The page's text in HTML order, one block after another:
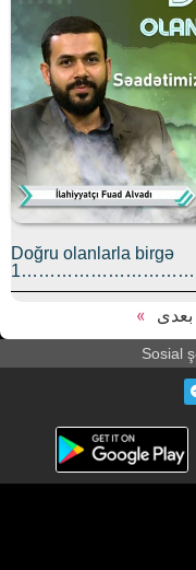
Doğru olanlarla birgə
Sosial